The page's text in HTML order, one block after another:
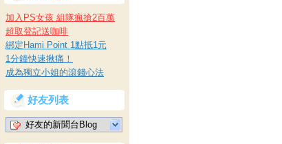
加入PS女孩 組隊瘋搶2百萬
超取登記送咖啡
綁定Hami Point 1點抵1元
1分鐘快速揪痛！
成為獨立小姐的滾錢心法
好友列表
好友的新聞台Blog